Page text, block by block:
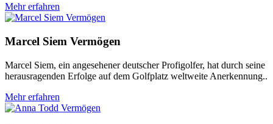
Mehr erfahren
Marcel Siem Vermögen
Marcel Siem, ein angesehener deutscher Profigolfer, hat durch seine
herausragenden Erfolge auf dem Golfplatz weltweite Anerkennung..
Mehr erfahren